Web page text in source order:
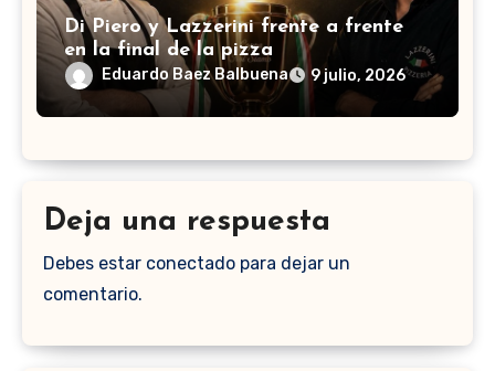
Di Piero y Lazzerini frente a frente
en la final de la pizza
Eduardo Baez Balbuena 9 julio, 2026
Deja una respuesta
Debes estar conectado para dejar un
comentario.